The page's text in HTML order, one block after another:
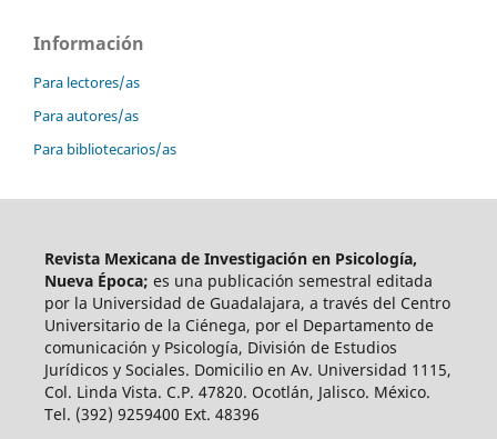
Información
Para lectores/as
Para autores/as
Para bibliotecarios/as
Revista Mexicana de Investigación en Psicología,
Nueva Época; es una publicación semestral editada
por la Universidad de Guadalajara, a través del Centro
Universitario de la Ciénega, por el Departamento de
comunicación y Psicología, División de Estudios
Jurídicos y Sociales. Domicilio en Av. Universidad 1115,
Col. Linda Vista. C.P. 47820. Ocotlán, Jalisco. México.
Tel. (392) 9259400 Ext. 48396